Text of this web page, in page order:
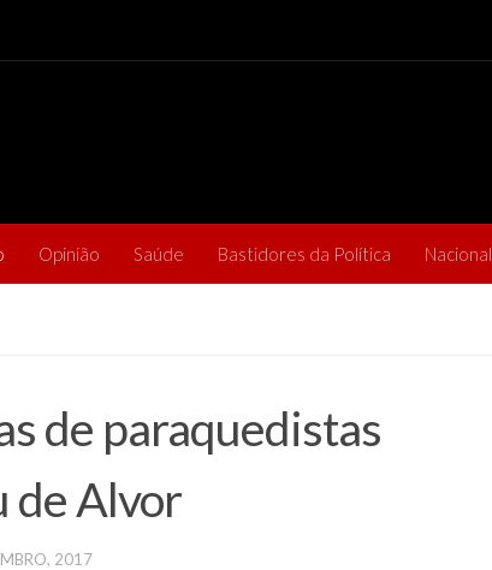
Opinião Saúde Bastidores da Política Nacional
de paraquedistas
de Alvor
2017